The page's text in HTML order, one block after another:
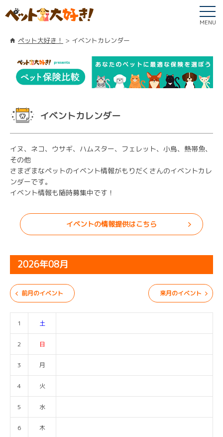
MENU
ペット大好き！ イベントカレンダー
イベントカレンダー
イヌ、ネコ、ウサギ、ハムスター、フェレット、小鳥、熱帯魚、
その他
さまざまなペットのイベント情報がもりだくさんのイベントカレ
ンダーです。
イベント情報も随時募集中です！
イベントの情報提供はこちら
2026年08月
前月のイベント 来月のイベント
1 土
2 日
3 月
4 火
5 水
6 木